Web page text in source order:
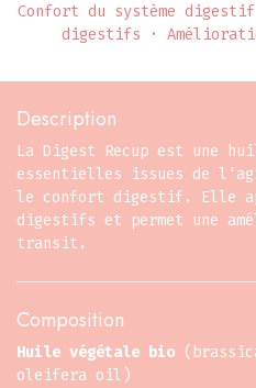
Confort du système digestif
digestifs ·
Description
La Digest Recup est une
essentielles issues de
le confort digestif. Elle
digestifs et permet une
transit.
Composition
Huile végétale bio
oleifera oil)